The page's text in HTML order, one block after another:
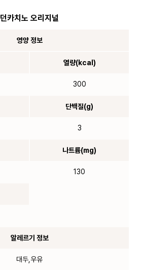
던카치노 오리지널
영양 정보
열량(kcal)
300
단백질(g)
3
나트륨(mg)
130
알레르기 정보
대두,우유